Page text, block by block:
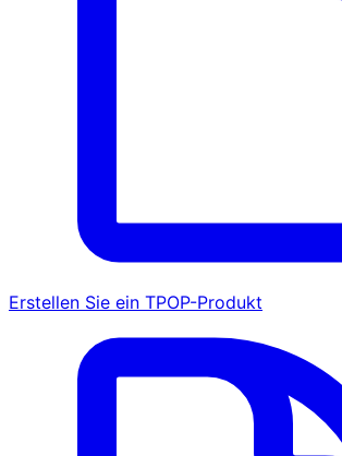
Erstellen Sie ein TPOP-Produkt